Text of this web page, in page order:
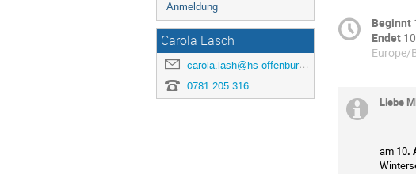
Anmeldung
Carola Lasch
carola.lash@hs-offenburg.de
0781 205 316
Beginnt
Endet
Europe/
Liebe
am 10.